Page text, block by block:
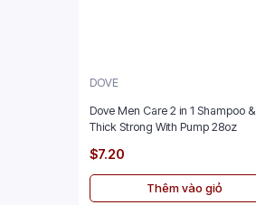
DOVE
Dove Men Care 2 in 1 Shampoo &
Thick Strong With Pump 28oz
$7.20
Thêm vào giỏ